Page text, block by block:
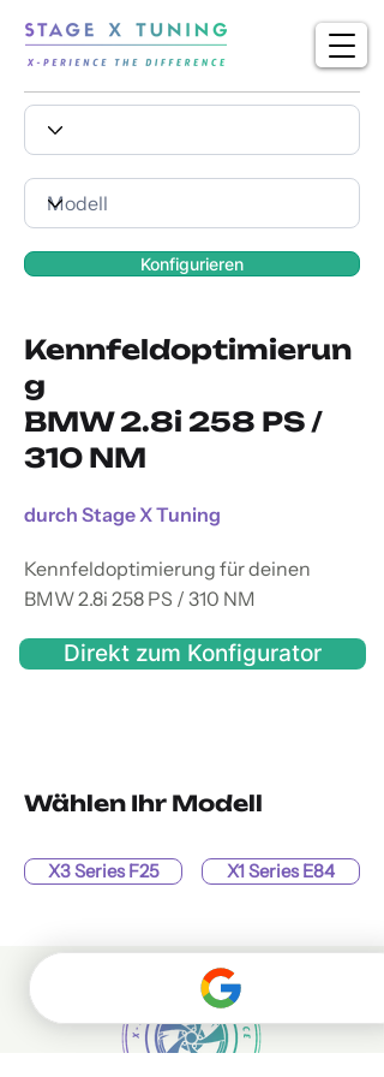
Konfigurieren
Kennfeldoptimierun
g
BMW 2.8i 258 PS /
310 NM
durch Stage X Tuning
Kennfeldoptimierung für deinen
BMW 2.8i 258 PS / 310 NM
Direkt zum Konfigurator
Wählen Ihr Modell
X3 Series F25 X1 Series E84